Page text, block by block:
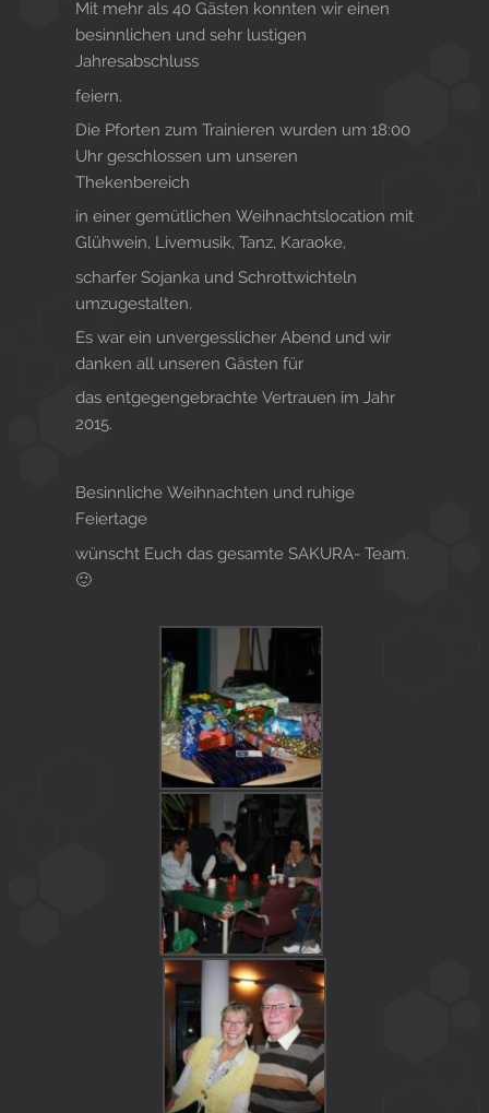
Mit mehr als 40 Gästen konnten wir einen
besinnlichen und sehr lustigen
Jahresabschluss
feiern.
Die Pforten zum Trainieren wurden um 18:00
Uhr geschlossen um unseren
Thekenbereich
in einer gemütlichen Weihnachtslocation mit
Glühwein, Livemusik, Tanz, Karaoke,
scharfer Sojanka und Schrottwichteln
umzugestalten.
Es war ein unvergesslicher Abend und wir
danken all unseren Gästen für
das entgegengebrachte Vertrauen im Jahr
2015.
Besinnliche Weihnachten und ruhige
Feiertage
wünscht Euch das gesamte SAKURA- Team.
🙂